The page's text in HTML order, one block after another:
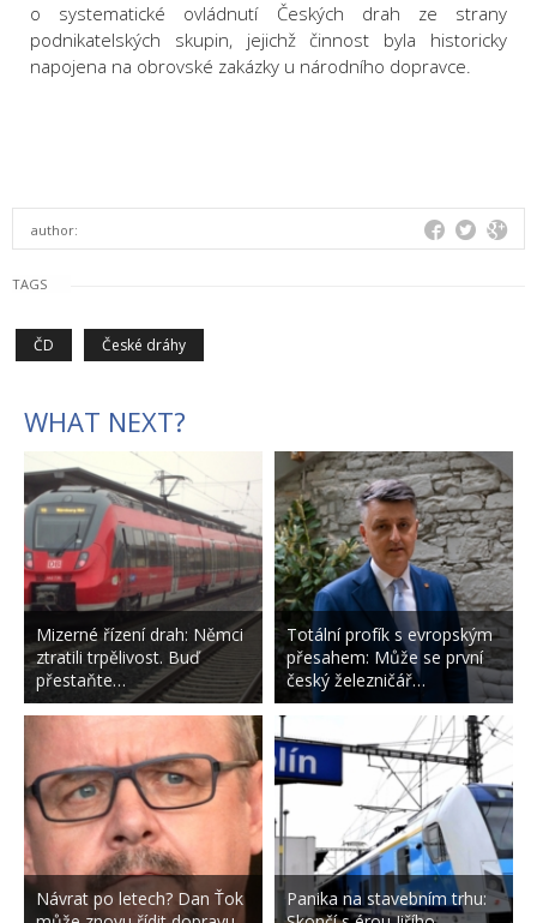
o systematické ovládnutí Českých drah ze strany
podnikatelských skupin, jejichž činnost byla historicky
napojena na obrovské zakázky u národního dopravce.
author:
TAGS
ČD České dráhy
WHAT NEXT?
Mizerné řízení drah: Němci
ztratili trpělivost. Buď
přestaňte…
Návrat po letech? Dan Ťok
Totální profík s evropským
přesahem: Může se první
český železničář…
Panika na stavebním trhu: